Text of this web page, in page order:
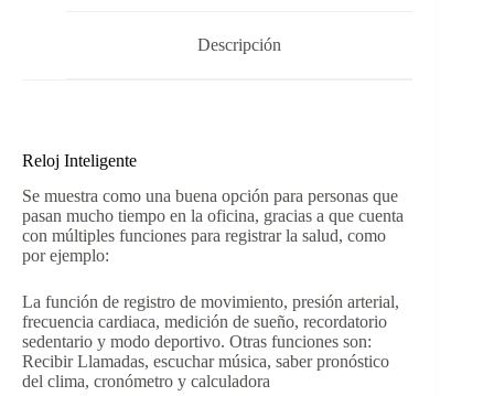
Descripción
Reloj Inteligente
Se muestra como una buena opción para personas que
pasan mucho tiempo en la oficina, gracias a que cuenta
con múltiples funciones para registrar la salud, como
por ejemplo:
La función de registro de movimiento, presión arterial,
frecuencia cardiaca, medición de sueño, recordatorio
sedentario y modo deportivo. Otras funciones son:
Recibir Llamadas, escuchar música, saber pronóstico
del clima, cronómetro y calculadora